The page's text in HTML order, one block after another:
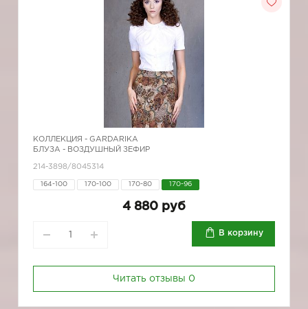
КОЛЛЕКЦИЯ - GARDARIKA
БЛУЗА - ВОЗДУШНЫЙ ЗЕФИР
214-3898/8045314
164-100 170-100 170-80 170-96
4 880 руб
В корзину
Читать отзывы 0